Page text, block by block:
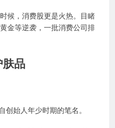
候，消费股更是火热。目睹
金等逆袭，一批消费公司排
肤品
创始人年少时期的笔名。